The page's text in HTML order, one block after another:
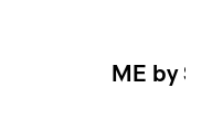
ME by